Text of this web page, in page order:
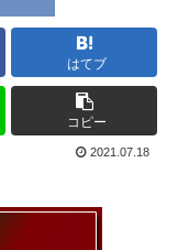
はてブ
コピー
2021.07.18